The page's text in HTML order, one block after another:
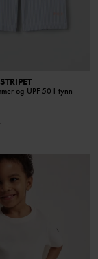
og UPF 50 i tynn